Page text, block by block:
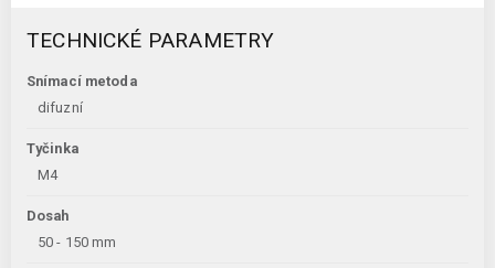
TECHNICKÉ PARAMETRY
Snímací metoda
difuzní
Tyčinka
M4
Dosah
50 - 150 mm